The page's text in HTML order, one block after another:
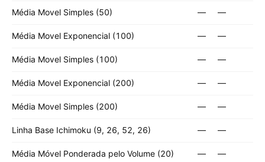
Média Movel Simples (50) — —
Média Movel Exponencial (100) — —
Média Movel Simples (100) — —
Média Movel Exponencial (200) — —
Média Movel Simples (200) — —
Linha Base Ichimoku (9, 26, 52, 26) — —
Média Móvel Ponderada pelo Volume (20) — —